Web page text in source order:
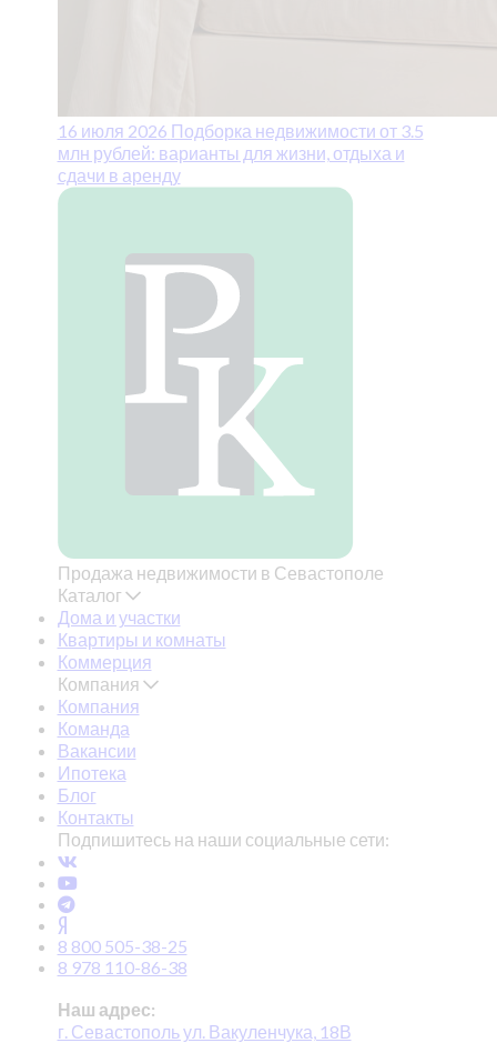
16 июля 2026 Подборка недвижимости от 3.5
млн рублей: варианты для жизни, отдыха и
сдачи в аренду
Продажа недвижимости в Севастополе
Каталог
Дома и участки
Квартиры и комнаты
Коммерция
Компания
Компания
Команда
Вакансии
Ипотека
Блог
Контакты
Подпишитесь на наши социальные сети:
8 800 505-38-25
8 978 110-86-38
Наш адрес:
г. Севастополь ул. Вакуленчука, 18В